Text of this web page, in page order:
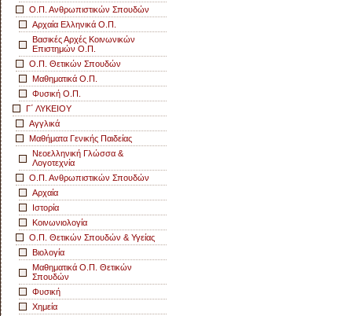
Ο.Π. Ανθρωπιστικών Σπουδών
Αρχαία Ελληνικά Ο.Π.
Βασικές Αρχές Κοινωνικών
Επιστημών Ο.Π.
Ο.Π. Θετικών Σπουδών
Μαθηματικά Ο.Π.
Φυσική Ο.Π.
Γ΄ ΛΥΚΕΙΟΥ
Αγγλικά
Μαθήματα Γενικής Παιδείας
Νεοελληνική Γλώσσα &
Λογοτεχνία
Ο.Π. Ανθρωπιστικών Σπουδών
Αρχαία
Ιστορία
Κοινωνιολογία
Ο.Π. Θετικών Σπουδών & Υγείας
Βιολογία
Μαθηματικά Ο.Π. Θετικών
Σπουδών
Φυσική
Χημεία